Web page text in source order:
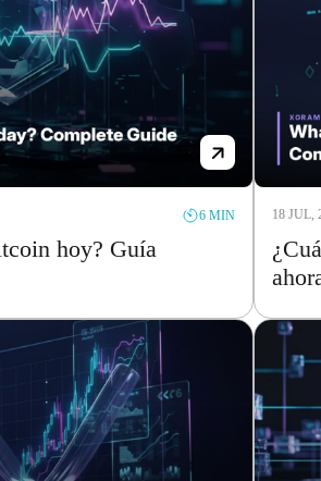
6 MIN
hoy? Guía
18 JUL,